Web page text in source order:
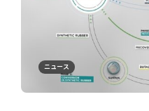
ニュース